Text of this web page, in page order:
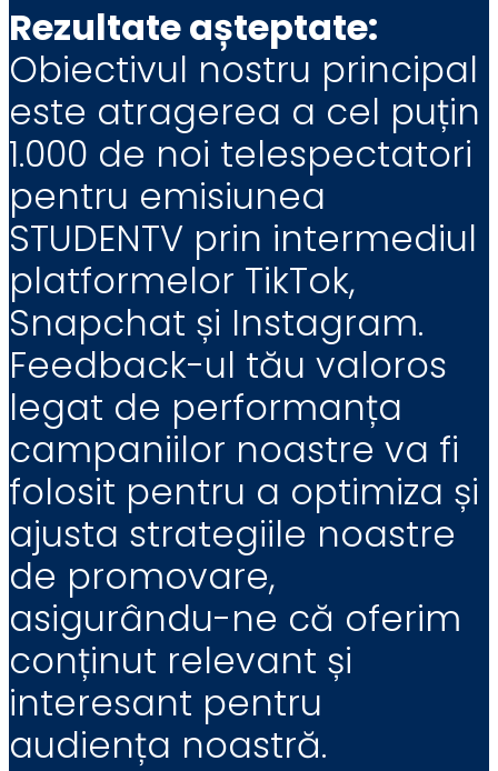
Rezultate așteptate:
Obiectivul nostru principal
este atragerea a cel puțin
1.000 de noi telespectatori
pentru emisiunea
STUDENTV prin intermediul
platformelor TikTok,
Snapchat și Instagram.
Feedback-ul tău valoros
legat de performanța
campaniilor noastre va fi
folosit pentru a optimiza și
ajusta strategiile noastre
de promovare,
asigurându-ne că oferim
conținut relevant și
interesant pentru
audiența noastră.